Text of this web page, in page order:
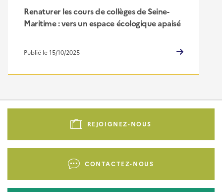
Renaturer les cours de collèges de Seine-
Maritime : vers un espace écologique apaisé
Publié le 15/10/2025
Pied
-
REJOIGNEZ-NOUS
CONTACTEZ-NOUS